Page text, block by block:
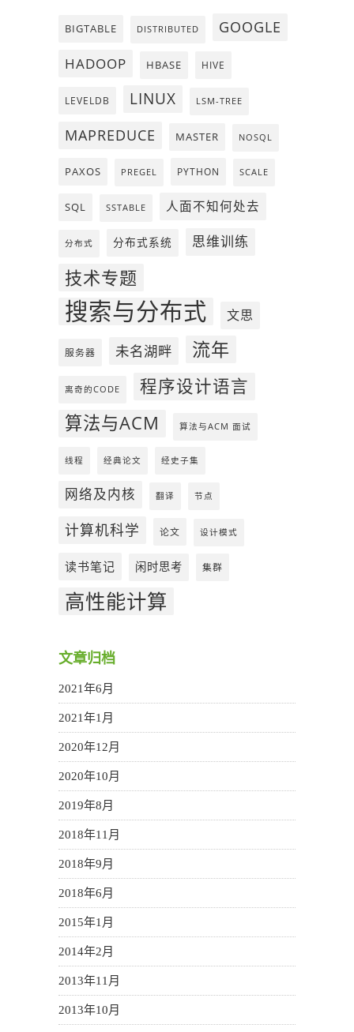
BIGTABLE DISTRIBUTED GOOGLE
HADOOP HBASE HIVE
LEVELDB LINUX LSM-TREE
MAPREDUCE MASTER NOSQL
PAXOS PREGEL PYTHON SCALE
SQL SSTABLE 人面不知何处去
分布式 分布式系统 思维训练
技术专题
搜索与分布式 文思
服务器 未名湖畔 流年
离奇的CODE 程序设计语言
算法与ACM 算法与ACM 面试
线程 经典论文 经史子集
网络及内核 翻译 节点
计算机科学 论文 设计模式
读书笔记 闲时思考 集群
高性能计算
文章归档
2021年6月
2021年1月
2020年12月
2020年10月
2019年8月
2018年11月
2018年9月
2018年6月
2015年1月
2014年2月
2013年11月
2013年10月